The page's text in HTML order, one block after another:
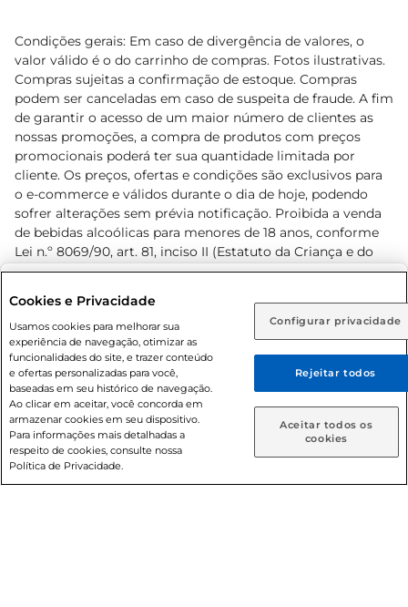
Rio de Janeiro (RJ) Goiás (GO)
Ou
Caso queira comprar online, informe como deseja receber
suas compras:
Entrega em casa Retire em Loja
Condições gerais: Em caso de divergência de valores, o
valor válido é o do carrinho de compras. Fotos ilustrativas.
Compras sujeitas a confirmação de estoque. Compras
podem ser canceladas em caso de suspeita de fraude. A fim
de garantir o acesso de um maior número de clientes as
nossas promoções, a compra de produtos com preços
promocionais poderá ter sua quantidade limitada por
cliente. Os preços, ofertas e condições são exclusivos para
o e-commerce e válidos durante o dia de hoje, podendo
sofrer alterações sem prévia notificação. Proibida a venda
de bebidas alcoólicas para menores de 18 anos, conforme
Lei n.º 8069/90, art. 81, inciso II (Estatuto da Criança e do
Adolescente). Preços e condições exclusivos para o
prévio. O valor mínimo para as compras on-line é de R$
80,00.
© 2026 Copyright. Todos os direitos
reservados Prezunic.
Cookies e Privacidade
Usamos cookies para melhorar sua
experiência de navegação, otimizar as
funcionalidades do site, e trazer conteúdo
e ofertas personalizadas para você,
baseadas em seu histórico de navegação.
Ao clicar em aceitar, você concorda em
armazenar cookies em seu dispositivo.
Para informações mais detalhadas a
respeito de cookies, consulte nossa
Política de Privacidade.
Configurar privacidade
Rejeitar todos
Aceitar todos os
cookies